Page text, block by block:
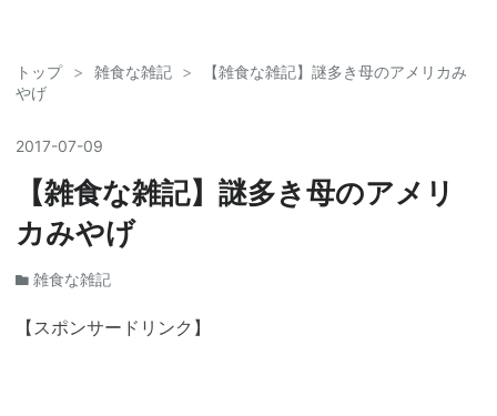
トップ > 雑食な雑記 >
【雑食な雑記】謎多き母のアメリカみ
やげ
2017-07-09
【雑食な雑記】謎多き母のアメリ
カみやげ
雑食な雑記
【スポンサードリンク】